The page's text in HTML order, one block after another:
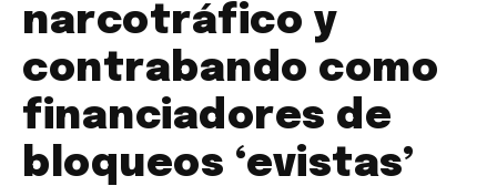
narcotráfico y
contrabando como
financiadores de
bloqueos ‘evistas’